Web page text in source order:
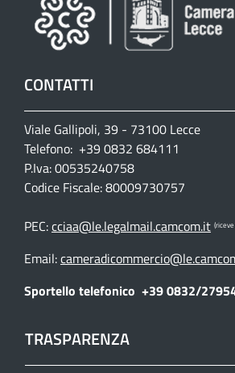
CONTATTI
Viale Gallipoli, 39 - 73100 Lecce
Telefono: +39 0832 684111
P.Iva: 00535240758
Codice Fiscale: 80009730757
PEC:cciaa@le.legalmail.camcom.it
Email:
Sportello telefonico +39 0832/
TRASPARENZA